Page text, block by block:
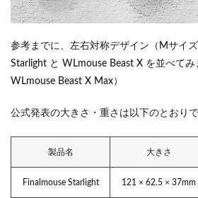
参考までに、左右対称デザイン（Mサイ
Starlight と WLmouse Beast X を並べて
WLmouse Beast X Max）
公式発表の大きさ・重さは以下のとおりで
製品名 大きさ
Finalmouse Starlight 121 × 62.5 × 37mm